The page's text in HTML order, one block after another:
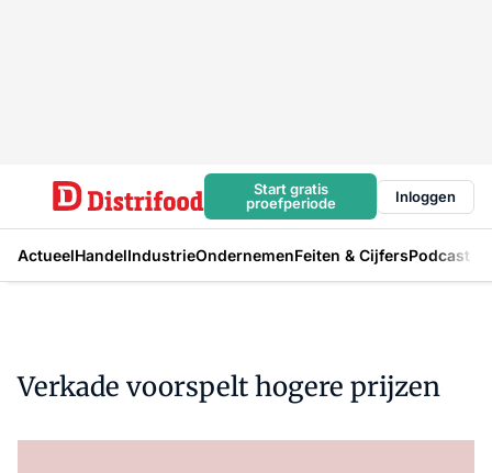
Start gratis
proefperiode
Inloggen
ActueelHandelIndustrieOndernemenFeiten & CijfersPodcast
Verkade voorspelt hogere prijzen